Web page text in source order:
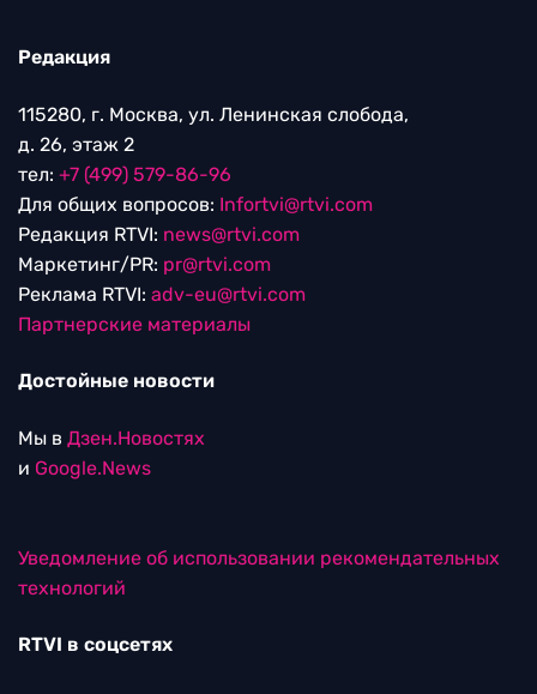
Редакция
115280, г. Москва, ул. Ленинская слобода,
д. 26, этаж 2
тел: +7 (499) 579-86-96
Для общих вопросов: Infortvi@rtvi.com
Редакция RTVI: news@rtvi.com
Маркетинг/PR: pr@rtvi.com
Реклама RTVI: adv-eu@rtvi.com
Партнерские материалы
Достойные новости
Мы в Дзен.Новостях
и Google.News
Уведомление об использовании рекомендательных
технологий
RTVI в соцсетях